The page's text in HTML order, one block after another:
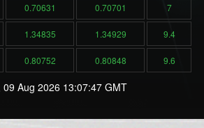
0.70631 0.70701 7
1.34835 1.34929 9.4
0.80752 0.80848 9.6
09 Aug 2026 13:07:47 GMT